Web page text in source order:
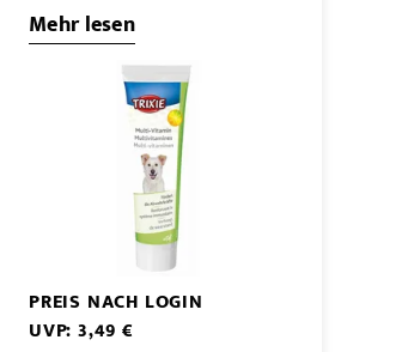
Mehr lesen
PREIS NACH LOGIN
UVP: 3,49 €